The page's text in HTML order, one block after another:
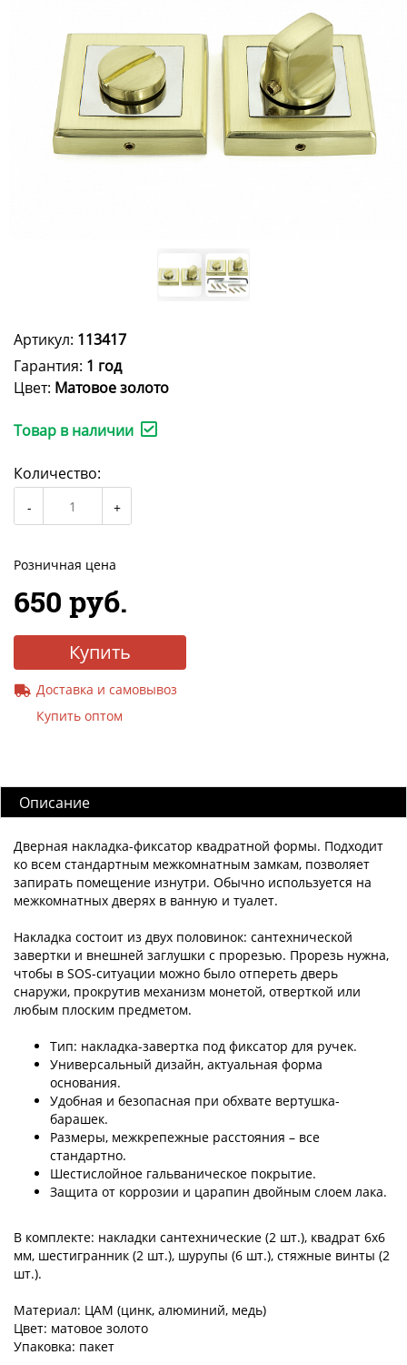
Артикул: 113417
Гарантия: 1 год
Цвет: Матовое золото
Товар в наличии
Количество:
Розничная цена
650 руб.
Купить
Доставка и самовывоз
Купить оптом
Описание
Дверная накладка-фиксатор квадратной формы. Подходит
ко всем стандартным межкомнатным замкам, позволяет
запирать помещение изнутри. Обычно используется на
межкомнатных дверях в ванную и туалет.
Накладка состоит из двух половинок: сантехнической
завертки и внешней заглушки с прорезью. Прорезь нужна,
чтобы в SOS-ситуации можно было отпереть дверь
снаружи, прокрутив механизм монетой, отверткой или
любым плоским предметом.
Тип: накладка-завертка под фиксатор для ручек.
Универсальный дизайн, актуальная форма
основания.
Удобная и безопасная при обхвате вертушка-
барашек.
Размеры, межкрепежные расстояния – все
стандартно.
Шестислойное гальваническое покрытие.
Защита от коррозии и царапин двойным слоем лака.
В комплекте: накладки сантехнические (2 шт.), квадрат 6x6
мм, шестигранник (2 шт.), шурупы (6 шт.), стяжные винты (2
шт.).
Материал: ЦАМ (цинк, алюминий, медь)
Цвет: матовое золото
Упаковка: пакет